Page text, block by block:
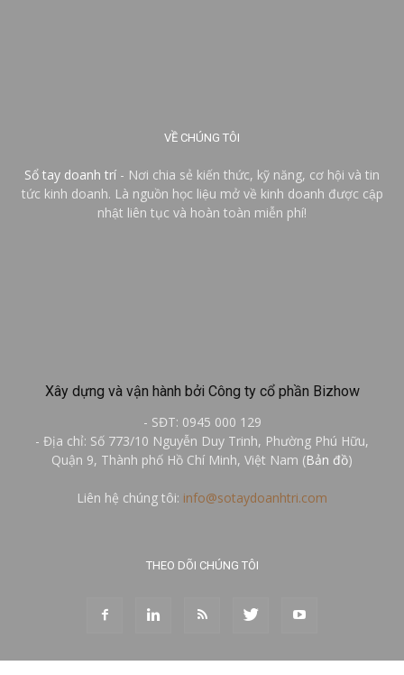
VỀ CHÚNG TÔI
Sổ tay doanh trí - Nơi chia sẻ kiến thức, kỹ năng, cơ hội và tin
tức kinh doanh. Là nguồn học liệu mở về kinh doanh được cập
nhật liên tục và hoàn toàn miễn phí!
Xây dựng và vận hành bởi Công ty cổ phần Bizhow
- SĐT: 0945 000 129
- Địa chỉ: Số 773/10 Nguyễn Duy Trinh, Phường Phú Hữu,
Quận 9, Thành phố Hồ Chí Minh, Việt Nam (Bản đồ)
Liên hệ chúng tôi: info@sotaydoanhtri.com
THEO DÕI CHÚNG TÔI